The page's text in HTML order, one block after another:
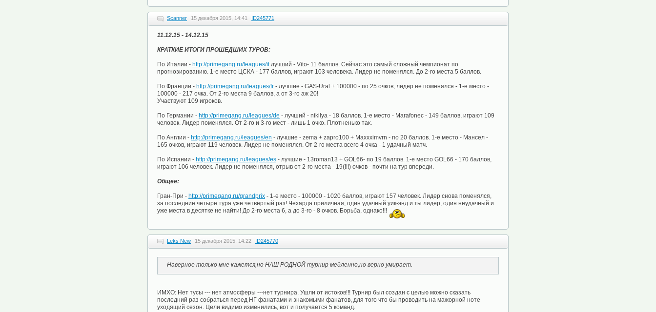
Scanner 15 декабря 2015, 14:41 ID245771
11.12.15 - 14.12.15
КРАТКИЕ ИТОГИ ПРОШЕДШИХ ТУРОВ:
По Италии - http://primegang.ru/leagues/itлучший - Vito- 11 баллов. Сейчас это самый сложный чемпионат по
прогнозированию. 1-е место ЦСКА - 177 баллов, играют 103 человека. Лидер не поменялся. До 2-го места 5 баллов.
По Франции - http://primegang.ru/leagues/fr - лучшие - GAS-Ural + 100000 - по 25 очков, лидер не поменялся - 1-е место -
100000 - 217 очка. От 2-го места 9 баллов, а от 3-го аж 20!
Участвуют 109 игроков.
По Германии - http://primegang.ru/leagues/de - лучший - nikilya - 18 баллов. 1-е место - Marafonec - 149 баллов, играют 109
человек. Лидер поменялся. От 2-го и 3-го мест - лишь 1 очко. Плотненько так.
По Англии - http://primegang.ru/leagues/en - лучшие - zema + zapro100 + Maxxximvrn - по 20 баллов. 1-е место - Мансел -
165 очков, играют 119 человек. Лидер не поменялся. От 2-го места всего 4 очка - 1 удачный матч.
По Испании - http://primegang.ru/leagues/es - лучшие - 13roman13 + GOL66- по 19 баллов. 1-е место GOL66 - 170 баллов,
играют 106 человек. Лидер не поменялся, отрыв от 2-го места - 19(!!!) очков - почти на тур впереди.
Общее:
Гран-При - http://primegang.ru/grandprix - 1-е место - 100000 - 1020 баллов, играют 157 человек. Лидер снова поменялся,
за последние четыре тура уже четвёртый раз! Чехарда приличная, один удачный уик-энд и ты лидер, один неудачный и
уже места в десятке не найти! До 2-го места 6, а до 3-го - 8 очков. Борьба, однако!!!
Leks New 15 декабря 2015, 14:22 ID245770
Наверное только мне кажется,но НАШ РОДНОЙ турнир медленно,но верно умирает.
ИМХО: Нет тусы --- нет атмосферы ---нет турнира. Ушли от истоков!!! Турнир был создан с целью можно сказать
последний раз собраться перед НГ фанатами и знакомыми фанатов, для того что бы проводить на мажорной ноте
уходящий сезон. Цели видимо изменились, вот и получается 5 команд.